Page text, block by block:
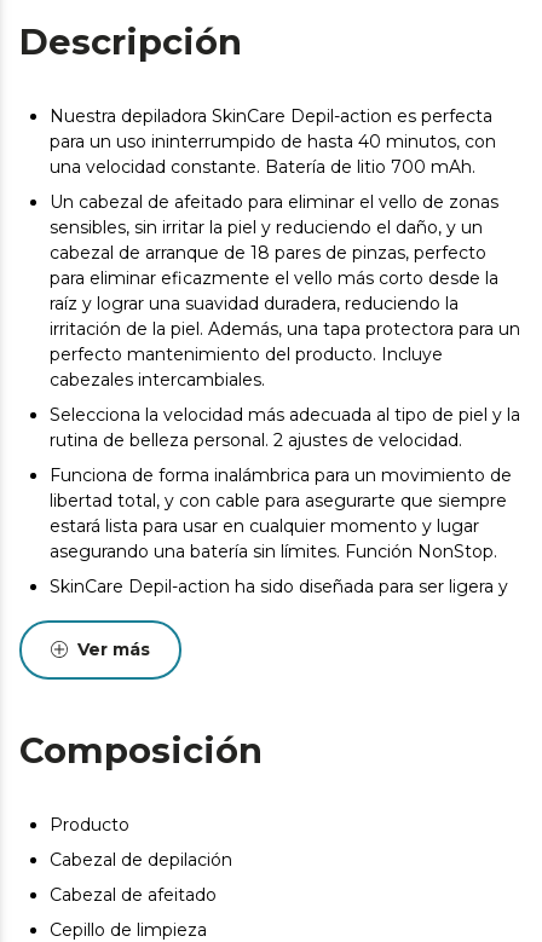
Descripción
Nuestra depiladora SkinCare Depil-action es perfecta
para un uso ininterrumpido de hasta 40 minutos, con
una velocidad constante. Batería de litio 700 mAh.
Un cabezal de afeitado para eliminar el vello de zonas
sensibles, sin irritar la piel y reduciendo el daño, y un
cabezal de arranque de 18 pares de pinzas, perfecto
para eliminar eficazmente el vello más corto desde la
raíz y lograr una suavidad duradera, reduciendo la
irritación de la piel. Además, una tapa protectora para un
perfecto mantenimiento del producto. Incluye
cabezales intercambiales.
Selecciona la velocidad más adecuada al tipo de piel y la
rutina de belleza personal. 2 ajustes de velocidad.
Funciona de forma inalámbrica para un movimiento de
libertad total, y con cable para asegurarte que siempre
estará lista para usar en cualquier momento y lugar
asegurando una batería sin límites. Función NonStop.
SkinCare Depil-action ha sido diseñada para ser ligera y
consiguiendo que la eliminación del vello sea más
sencilla. Encaja perfectamente en tu mano.
Ver más
Composición
Producto
Cabezal de depilación
Cabezal de afeitado
Cepillo de limpieza